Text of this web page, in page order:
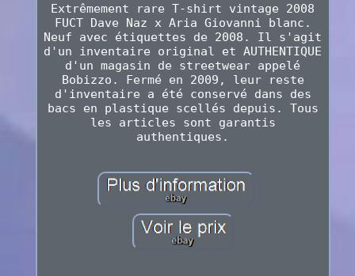
Extrêmement rare T-shirt vintage 2008
FUCT Dave Naz x Aria Giovanni blanc.
Neuf avec étiquettes de 2008. Il s'agit
d'un inventaire original et AUTHENTIQUE
d'un magasin de streetwear appelé
Bobizzo. Fermé en 2009, leur reste
d'inventaire a été conservé dans des
bacs en plastique scellés depuis. Tous
les articles sont garantis
authentiques.